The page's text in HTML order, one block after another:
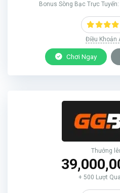
Bonus Sòng Bạc Trực
Điều Khoản
Chơi Ngay
Thưởng
+ 500 Lượt